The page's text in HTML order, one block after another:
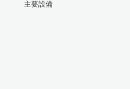
主要設備